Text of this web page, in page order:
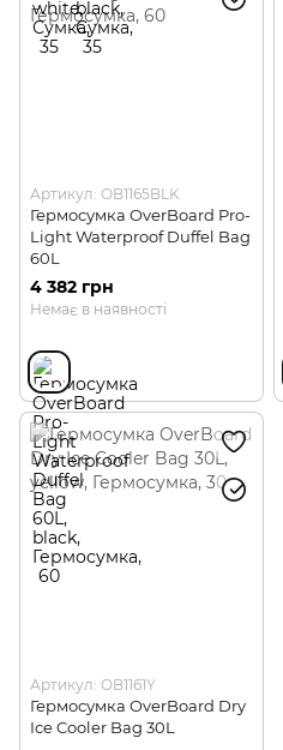
Артикул: OB1165BLK
Гермосумка OverBoard Pro-
Light Waterproof Duffel Bag
60L
4 382 грн
Немає в наявності
Артикул: OB1161Y
Гермосумка OverBoard Dry
Ice Cooler Bag 30L